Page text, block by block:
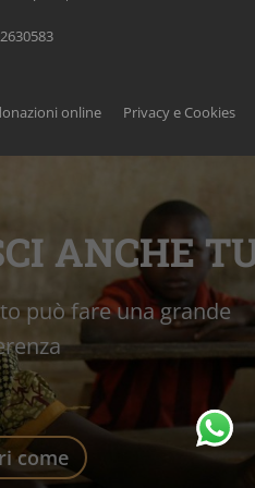
online Privacy e Cookies
ANCHE
può fare una grande
come